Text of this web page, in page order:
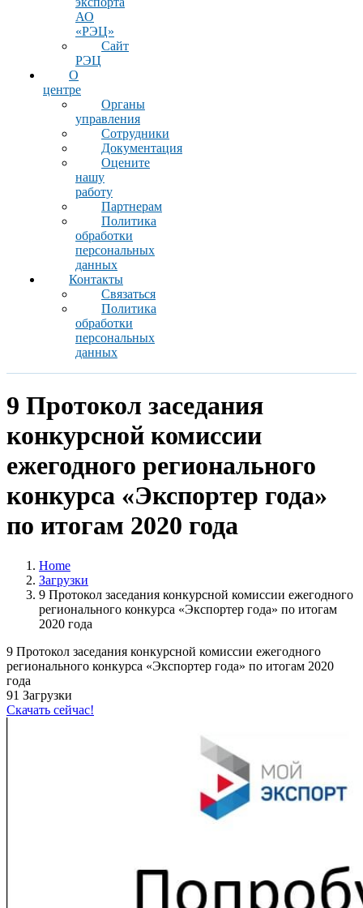
АО
«РЭЦ»
Сайт
РЭЦ
О
центре
Органы
управления
Сотрудники
Документация
Оцените
нашу
работу
Партнерам
Политика
обработки
персональных
данных
Контакты
Связаться
Политика
обработки
персональных
данных
9 Протокол заседания
конкурсной комиссии
ежегодного регионального
конкурса «Экспортер года»
по итогам 2020 года
Home
Загрузки
9 Протокол заседания конкурсной комиссии ежегодного
регионального конкурса «Экспортер года» по итогам
2020 года
9 Протокол заседания конкурсной комиссии ежегодного
регионального конкурса «Экспортер года» по итогам 2020
года
91 Загрузки
Скачать сейчас!